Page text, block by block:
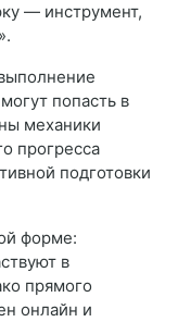
— инструмент,
попасть в
механики
прогресса
подготовки
форме:
в
прямого
онлайн и